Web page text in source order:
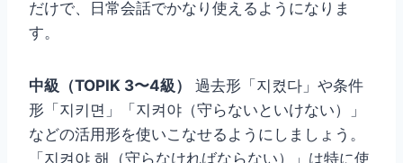
だけで、日常会話でかなり使えるようになりま
す。
中級（TOPIK 3〜4級）
過去形「지켰다」や条件
形「지키면」「지켜야（守らないといけない）」
などの活用形を使いこなせるようにしましょう。
「지켜야 해（守らなければならない）」は特に使